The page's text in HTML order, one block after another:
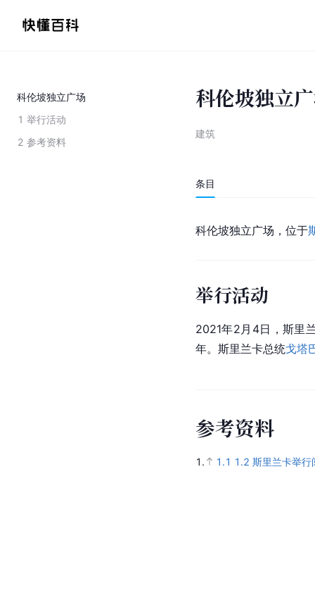
科伦坡独立广场
1 举行活动
2 参考资料
科伦坡独立
建筑
条目
科伦坡独立广场，位于
举行活动
2021年2月4日，斯里
年。斯里兰卡总统戈塔
参考资料
1. 1.1 1.2 斯里兰卡举